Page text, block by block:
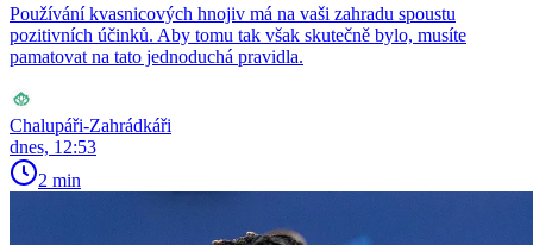
Používání kvasnicových hnojiv má na vaši zahradu spoustu
pozitivních účinků. Aby tomu tak však skutečně bylo, musíte
pamatovat na tato jednoduchá pravidla.
Chalupáři-Zahrádkáři
dnes, 12:53
2 min